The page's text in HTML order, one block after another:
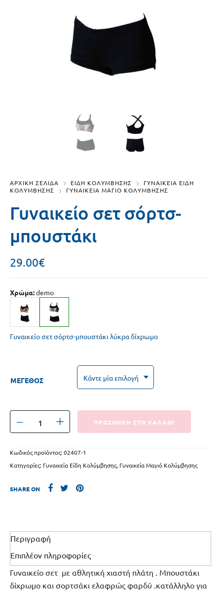
ΑΡΧΙΚΗ ΣΕΛΙΔΑ ΕΙΔΗ ΚΟΛΥΜΒΗΣΗΣ
ΓΥΝΑΙΚΕΙΑ ΕΙΔΗ
ΚΟΛΥΜΒΗΣΗΣ
ΓΥΝΑΙΚΕΙΑ ΜΑΓΙΟ ΚΟΛΥΜΒΗΣΗΣ
Γυναικείο σετ σόρτσ-
μπουστάκι
29.00€
Γυναικείο σετ σόρτσ-μπουστάκι λύκρα δίχρωμο
Χρώμα:demo
ΜΕΓΕΘΟΣ
ΠΡΟΣΘΗΚΗ ΣΤΟ ΚΑΛΑΘΙ
Κωδικός προϊόντος:02407-1
Κατηγορίες: Γυναικεία Είδη Κολύμβησης, Γυναικεία Μαγιό Κολύμβησης
SHARE ON
Περιγραφή
Επιπλέον πληροφορίες
Γυναικείο σετ με αθλητική χιαστή πλάτη . Μπουστάκι
δίχρωμο και σορτσάκι ελαφρώς φαρδύ .κατάλληλο για